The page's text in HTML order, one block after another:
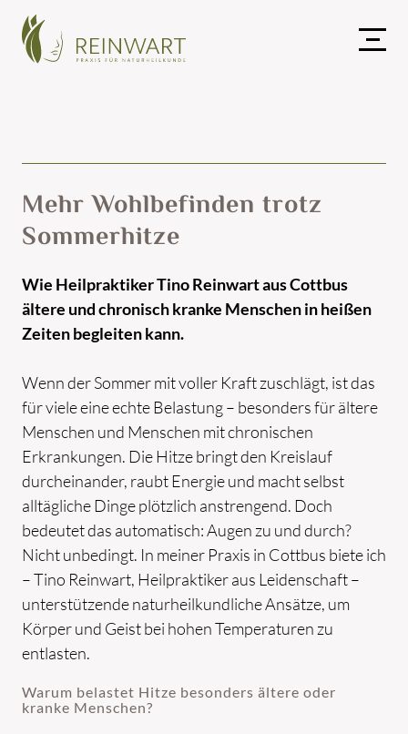
Mehr Wohlbefinden trotz
Sommerhitze
Wie Heilpraktiker Tino Reinwart aus Cottbus
ältere und chronisch kranke Menschen in heißen
Zeiten begleiten kann.
Wenn der Sommer mit voller Kraft zuschlägt, ist das
für viele eine echte Belastung – besonders für ältere
Menschen und Menschen mit chronischen
Erkrankungen. Die Hitze bringt den Kreislauf
durcheinander, raubt Energie und macht selbst
alltägliche Dinge plötzlich anstrengend. Doch
bedeutet das automatisch: Augen zu und durch?
Nicht unbedingt. In meiner Praxis in Cottbus biete ich
– Tino Reinwart, Heilpraktiker aus Leidenschaft –
unterstützende naturheilkundliche Ansätze, um
Körper und Geist bei hohen Temperaturen zu
entlasten.
Warum belastet Hitze besonders ältere oder
kranke Menschen?